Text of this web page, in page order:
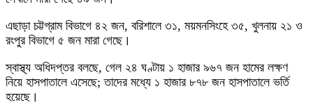
এছাড়া চট্টগ্রাম বিভাগে ৪২ জন, বরিশালে ৩১, ময়মনসিংহে ৩৫, খুলনায় ২১ ও
রংপুর বিভাগে ৫ জন মারা গেছে।
স্বাস্থ্য অধিদপ্তর বলছে, গেল ২৪ ঘণ্টায় ১ হাজার ৯৬৭ জন হামের লক্ষণ
নিয়ে হাসপাতালে এসেছে; তাদের মধ্যে ১ হাজার ৮৭৮ জন হাসপাতালে ভর্তি
হয়েছে।